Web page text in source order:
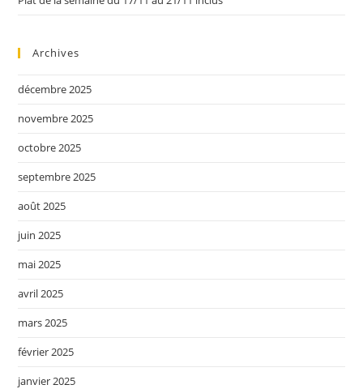
Archives
décembre 2025
novembre 2025
octobre 2025
septembre 2025
août 2025
juin 2025
mai 2025
avril 2025
mars 2025
février 2025
janvier 2025